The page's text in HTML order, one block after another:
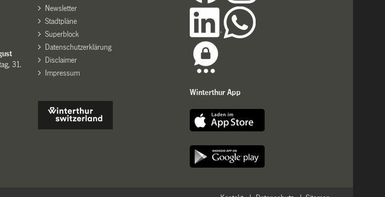
31.
Newsletter
Stadtpläne
Superblock
Datenschutzerklärung
Disclaimer
Impressum
Winterthur App